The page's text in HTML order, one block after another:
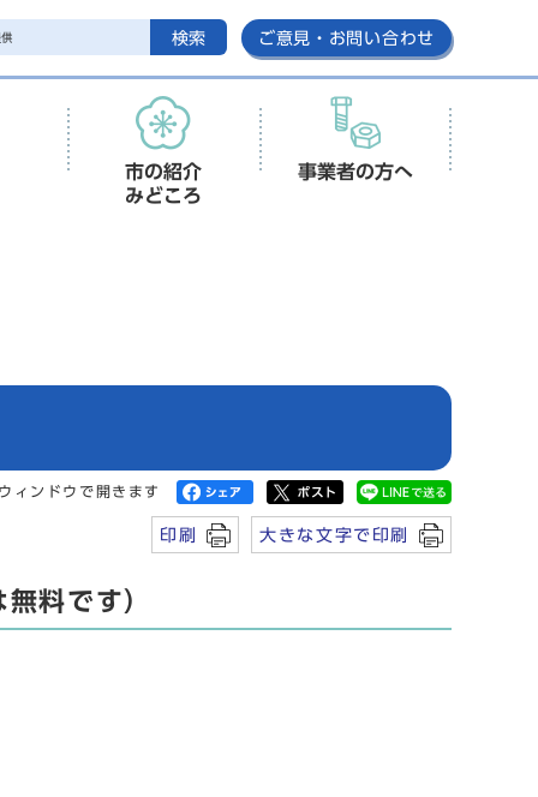
検索 ご意見・お問い合わせ
市の紹介
みどころ
事業者の方へ
ィンドウで開きます
印刷 大きな文字で印刷
料です）